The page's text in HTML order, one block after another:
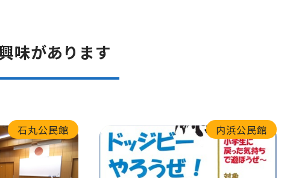
味があります
石丸公民館 内浜公民館